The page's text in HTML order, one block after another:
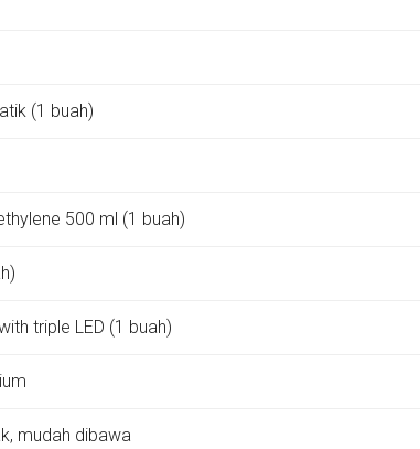
(1 buah)
500 ml (1 buah)
triple LED (1 buah)
mudah dibawa